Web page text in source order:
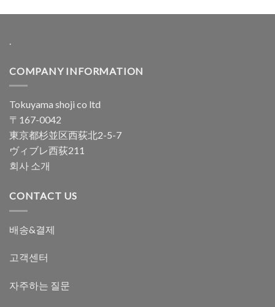
COMPANY INFORMATION
Tokuyama shoji co ltd
〒167-0042
東京都杉並区西荻北2-5-7
ヴィブレ西荻211
회사 소개
CONTACT US
배송&결제
고객센터
자주하는 질문